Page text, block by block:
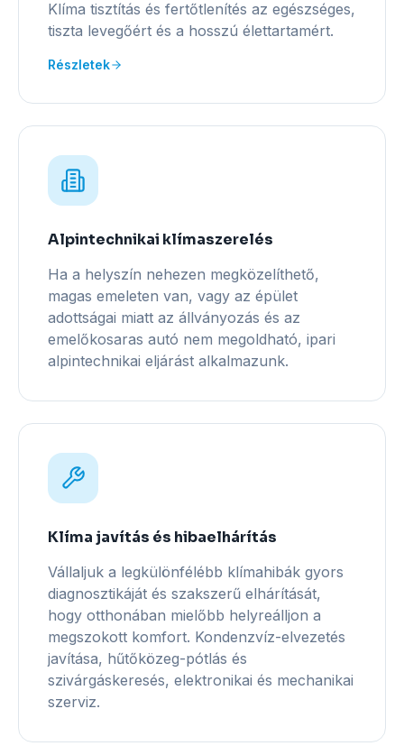
Klíma tisztítás és fertőtlenítés az egészséges,
tiszta levegőért és a hosszú élettartamért.
Részletek
Alpintechnikai klímaszerelés
Ha a helyszín nehezen megközelíthető,
magas emeleten van, vagy az épület
adottságai miatt az állványozás és az
emelőkosaras autó nem megoldható, ipari
alpintechnikai eljárást alkalmazunk.
Klíma javítás és hibaelhárítás
Vállaljuk a legkülönfélébb klímahibák gyors
diagnosztikáját és szakszerű elhárítását,
hogy otthonában mielőbb helyreálljon a
megszokott komfort. Kondenzvíz-elvezetés
javítása, hűtőközeg-pótlás és
szivárgáskeresés, elektronikai és mechanikai
szerviz.